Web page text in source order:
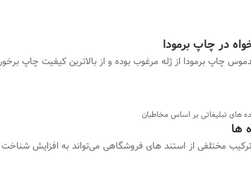
در چاپ برمودا
چاپ برمودا از ژله مرغوب بوده و از بالاترین کیفیت چاپ
های تبلیغاتی بر اساس مخاطبان
ها
ترکیب مختلفی از استند های فروشگاهی می‌تواند به افزایش